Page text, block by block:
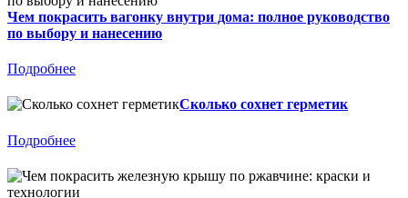
Чем покрасить вагонку внутри дома: полное руководство
по выбору и нанесению
Подробнее
Сколько сохнет герметик
Подробнее